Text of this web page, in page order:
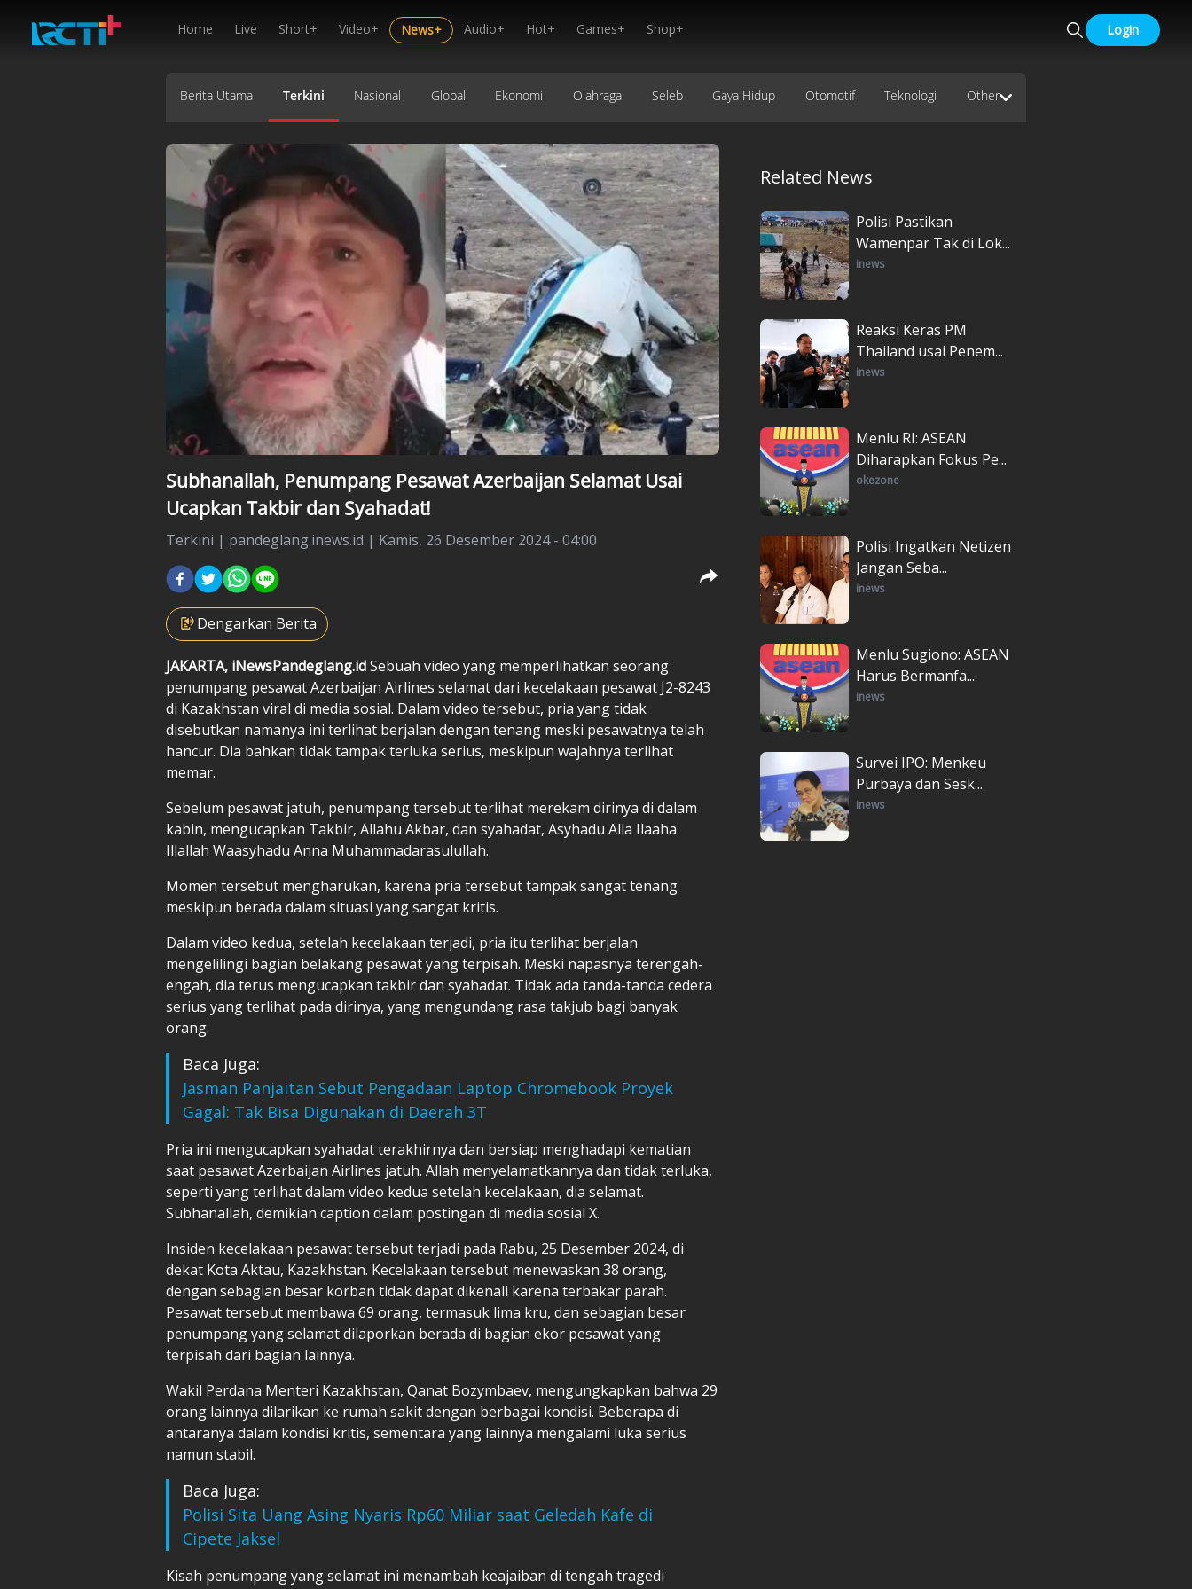
Home Live Short+ Video+ News+ Audio+ Hot+ Games+ Shop+ Login
Berita Utama Terkini Nasional Global Ekonomi Olahraga Seleb Gaya Hidup Otomotif Teknologi Other
Subhanallah, Penumpang Pesawat Azerbaijan Selamat Usai
Ucapkan Takbir dan Syahadat!
Terkini | pandeglang.inews.id | Kamis, 26 Desember 2024 - 04:00
Dengarkan Berita
JAKARTA, iNewsPandeglang.idSebuah video yang memperlihatkan seorang
penumpang pesawat Azerbaijan Airlines selamat dari kecelakaan pesawat J2-8243
di Kazakhstan viral di media sosial. Dalam video tersebut, pria yang tidak
disebutkan namanya ini terlihat berjalan dengan tenang meski pesawatnya telah
hancur. Dia bahkan tidak tampak terluka serius, meskipun wajahnya terlihat
memar.
Sebelum pesawat jatuh, penumpang tersebut terlihat merekam dirinya di dalam
kabin, mengucapkan Takbir, Allahu Akbar, dan syahadat, Asyhadu Alla Ilaaha
Illallah Waasyhadu Anna Muhammadarasulullah.
Momen tersebut mengharukan, karena pria tersebut tampak sangat tenang
meskipun berada dalam situasi yang sangat kritis.
Dalam video kedua, setelah kecelakaan terjadi, pria itu terlihat berjalan
mengelilingi bagian belakang pesawat yang terpisah. Meski napasnya terengah-
engah, dia terus mengucapkan takbir dan syahadat. Tidak ada tanda-tanda cedera
serius yang terlihat pada dirinya, yang mengundang rasa takjub bagi banyak
orang.
Baca Juga:
Jasman Panjaitan Sebut Pengadaan Laptop Chromebook Proyek
Gagal: Tak Bisa Digunakan di Daerah 3T
Pria ini mengucapkan syahadat terakhirnya dan bersiap menghadapi kematian
saat pesawat Azerbaijan Airlines jatuh. Allah menyelamatkannya dan tidak terluka,
seperti yang terlihat dalam video kedua setelah kecelakaan, dia selamat.
Subhanallah, demikian caption dalam postingan di media sosial X.
Insiden kecelakaan pesawat tersebut terjadi pada Rabu, 25 Desember 2024, di
dekat Kota Aktau, Kazakhstan. Kecelakaan tersebut menewaskan 38 orang,
dengan sebagian besar korban tidak dapat dikenali karena terbakar parah.
Pesawat tersebut membawa 69 orang, termasuk lima kru, dan sebagian besar
penumpang yang selamat dilaporkan berada di bagian ekor pesawat yang
terpisah dari bagian lainnya.
Wakil Perdana Menteri Kazakhstan, Qanat Bozymbaev, mengungkapkan bahwa 29
orang lainnya dilarikan ke rumah sakit dengan berbagai kondisi. Beberapa di
antaranya dalam kondisi kritis, sementara yang lainnya mengalami luka serius
namun stabil.
Baca Juga:
Polisi Sita Uang Asing Nyaris Rp60 Miliar saat Geledah Kafe di
Cipete Jaksel
Kisah penumpang yang selamat ini menambah keajaiban di tengah tragedi
Related News
Polisi Pastikan
Wamenpar Tak di Lok...
inews
Reaksi Keras PM
Thailand usai Penem...
inews
Menlu RI: ASEAN
Diharapkan Fokus Pe...
okezone
Polisi Ingatkan Netizen
Jangan Seba...
inews
Menlu Sugiono: ASEAN
Harus Bermanfa...
inews
Survei IPO: Menkeu
Purbaya dan Sesk...
inews